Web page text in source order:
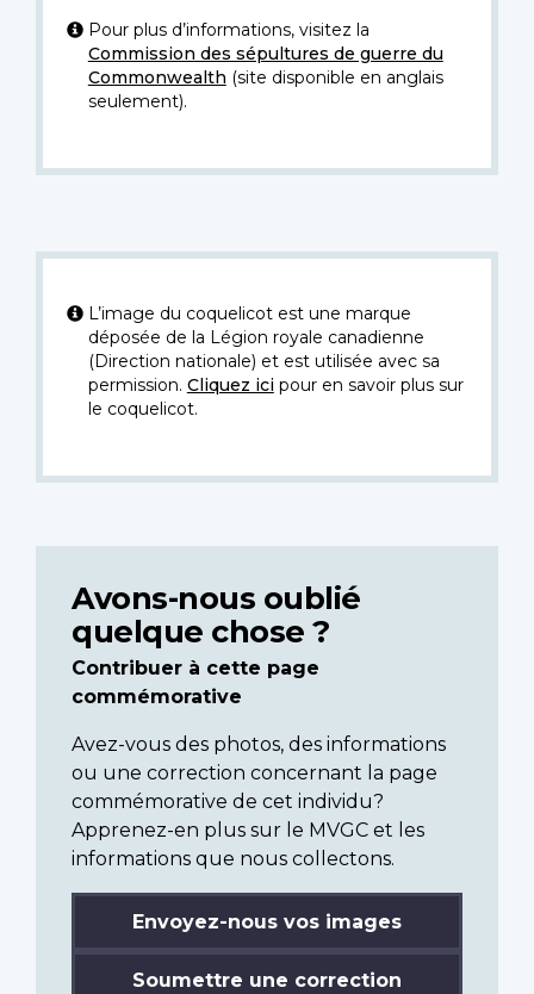
Pour plus d’informations, visitez la
Commission des sépultures de guerre du
Commonwealth (site disponible en anglais
seulement).
L’image du coquelicot est une marque
déposée de la Légion royale canadienne
(Direction nationale) et est utilisée avec sa
permission. Cliquez icipour en savoir plus sur
le coquelicot.
Avons-nous oublié
quelque chose ?
Contribuer à cette page
commémorative
Avez-vous des photos, des informations
ou une correction concernant la page
commémorative de cet individu?
Apprenez-en plus sur le MVGC et les
informations que nous collectons.
Envoyez-nous vos images
Soumettre une correction